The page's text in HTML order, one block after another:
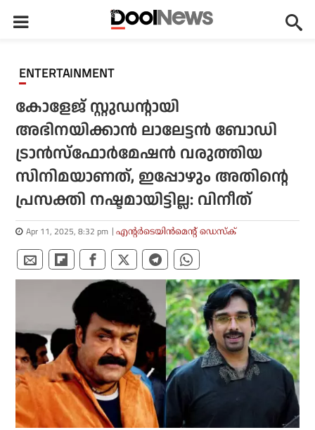
ENTERTAINMENT
കോളേജ് സ്റ്റുഡന്റായി
അഭിനയിക്കാന്‍ ലാലേട്ടന്‍ ബോഡി
ട്രാന്‍സ്‌ഫോര്‍മേഷന്‍ വരുത്തിയ
സിനിമയാണത്, ഇപ്പോഴും അതിന്റെ
പ്രസക്തി നഷ്ടമായിട്ടില്ല: വിനീത്
Apr 11, 2025, 8:32 pm എന്റര്‍ടെയിന്‍മെന്റ് ഡെസ്‌ക്